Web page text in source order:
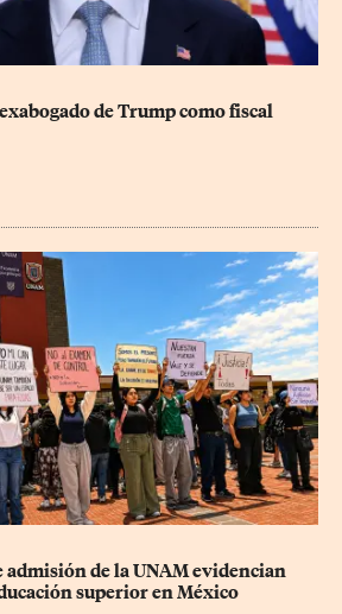
de Trump como fiscal
admisión de la UNAM evidencian
superior en México